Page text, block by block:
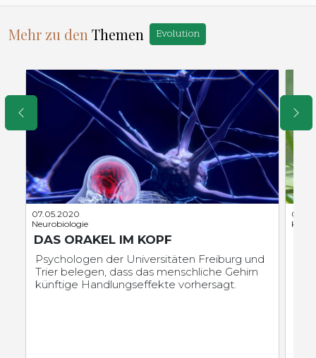
Mehr zu den Themen Evolution
07.05.2020
Neurobiologie
DAS ORAKEL IM KOPF
Psychologen der Universitäten Freiburg und
Trier belegen, dass das menschliche Gehirn
künftige Handlungseffekte vorhersagt.